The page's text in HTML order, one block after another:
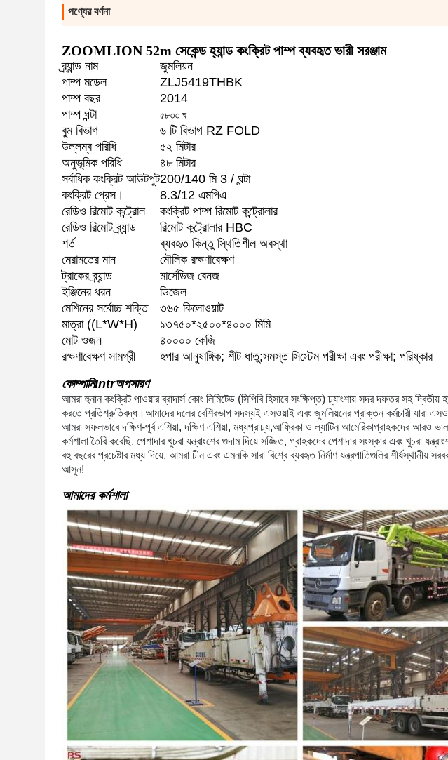
পণ্যের বর্ণনা
ZOOMLION 52m সেকেন্ড হ্যান্ড কংক্রিট পাম্প ব্যবহৃত ভারী সরঞ্জাম
ব্র্যান্ড নাম
জুমলিয়ন
পাম্প মডেল
ZLJ5419THBK
পাম্প বছর
2014
পাম্প ঘন্টা
৫৮৩৩ ঘ
বুম বিভাগ
৬ টি বিভাগ RZ FOLD
উল্লম্ব পরিধি
৫২ মিটার
অনুভূমিক পরিধি
৪৮ মিটার
সর্বাধিক কংক্রিট আউটপুট200/140 মি 3 / ঘন্টা
কংক্রিট প্রেস।
8.3/12 এমপিএ
রেডিও রিমোট কন্ট্রোল
কংক্রিট পাম্প রিমোট কন্ট্রোলার
রেডিও রিমোট ব্র্যান্ড
রিমোট কন্ট্রোলার HBC
শর্ত
ব্যবহৃত কিন্তু স্থিতিশীল অবস্থা
মেরামতের মান
মৌলিক রক্ষণাবেক্ষণ
ট্রাকের ব্র্যান্ড
মার্সেডিজ বেনজ
ইঞ্জিনের ধরন
ডিজেল
মেশিনের সর্বোচ্চ শক্তি
৩৬৫ কিলোওয়াট
মাত্রা ((L*W*H)
১৩৭৫০*২৫০০*৪০০০ মিমি
মোট ওজন
৪০০০০ কেজি
রক্ষণাবেক্ষণ সামগ্রী
হপার আনুষাঙ্গিক; শীট ধাতু;সমস্ত সিস্টেম পরীক্ষা এবং পরীক্ষা; পরিষ্কার
কোম্পানিIntrঅপসারণ
আমরা হুনান কংক্রিট পাওয়ার ব্রাদার্স কোং লিমিটেড (সিপিবি হিসাবে সংক্ষিপ্ত) চ্যাংশায় সদর দফতর সহ দ্বিতীয়
করতে প্রতিশ্রুতিবদ্ধ।আমাদের দলের বেশিরভাগ সদস্যই এসওয়াই এবং জুমলিয়নের প্রাক্তন কর্মচারী যারা
আমরা সফলভাবে দক্ষিণ-পূর্ব এশিয়া, দক্ষিণ এশিয়া, মধ্যপ্রাচ্য,আফ্রিকা ও ল্যাটিন আমেরিকাগ্রাহকদের আরও
কর্মশালা তৈরি করেছি, পেশাদার খুচরা যন্ত্রাংশের গুদাম দিয়ে সজ্জিত, গ্রাহকদের পেশাদার সংস্কার এবং খুচরা
বহু বছরের প্রচেষ্টার মধ্য দিয়ে, আমরা চীন এবং এমনকি সারা বিশ্বে ব্যবহৃত নির্মাণ যন্ত্রপাতিগুলির শীর্ষস্থানীয়
আসুন!
আমাদের কর্মশালা